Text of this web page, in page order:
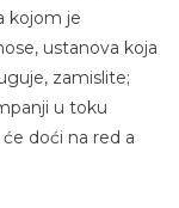
kojom je
ustanova koja
zamislite;
u toku
doći na red a